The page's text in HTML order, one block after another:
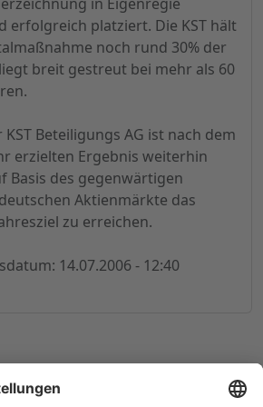
erfolgreich platziert. Die KST hält
noch rund 30% der
breit gestreut bei mehr als 60
Beteiligungs AG ist nach dem
erzielten Ergebnis weiterhin
Basis des gegenwärtigen
Aktienmärkte das
zu erreichen.
14.07.2006 - 12:40
Research GmbH